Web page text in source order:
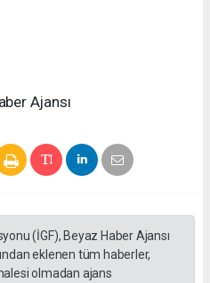
Ajansı
(İGF), Beyaz Haber Ajansı
eklenen tüm haberler,
olmadan ajans